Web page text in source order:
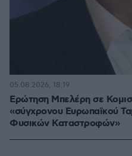
Ερώτηση Μπελέρη σε
«σύγχρονου Ευρωπαϊκού
Φυσικών Καταστροφών»
05.08.2026, 18:19